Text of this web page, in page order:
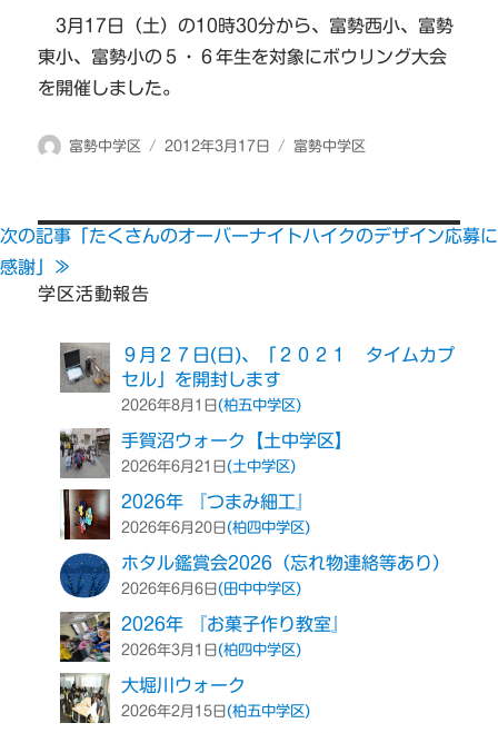
3月17日（土）の10時30分から、富勢西小、富勢
東小、富勢小の５・６年生を対象にボウリング大会
を開催しました。
投
富勢中学区
投
2012年3月17日
カ
ー
富勢中学区
次の記事「たくさんのオーバーナイトハイクのデザイン応募に
感謝」≫
学区活動報告
９月２７日(日)、「２０２１ タイムカプ
セル」を開封します
2026年8月1日(柏五中学区)
手賀沼ウォーク【土中学区】
2026年6月21日(土中学区)
2026年 『つまみ細工』
2026年6月20日(柏四中学区)
ホタル鑑賞会2026（忘れ物連絡等あり）
2026年6月6日(田中中学区)
2026年 『お菓子作り教室』
2026年3月1日(柏四中学区)
大堀川ウォーク
2026年2月15日(柏五中学区)